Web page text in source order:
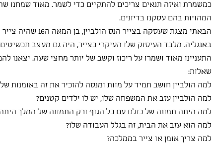
כמשמרת ואיזה תנאים צריכים להתקיים כדי לשמר. מאוד שמחנו
המהויות בהם עסקנו בדיונים.
הבאתי מצגת שעסקה
באנגליה. מלבד העיסוק שלו העיקרי כצייר, היה גם מעצב
התעניינו מאוד ושמרו על ריכוז וקשב של יותר מחצי שעה. יצאנו
שאלות:
למה הולביין חושב תמיד על מוות ומנסה להזכיר את זה באומנות
למה הולביין עזב את המשפחה שלו, יש לו ילדים קטנים?
למה היתה תמונה של כולם עם כל הגוף ורק התמונה של המלך
למה הוא עזב את הבית, זה בגלל העבודה שלו?
למה צריך אומן או צייר בממלכה?